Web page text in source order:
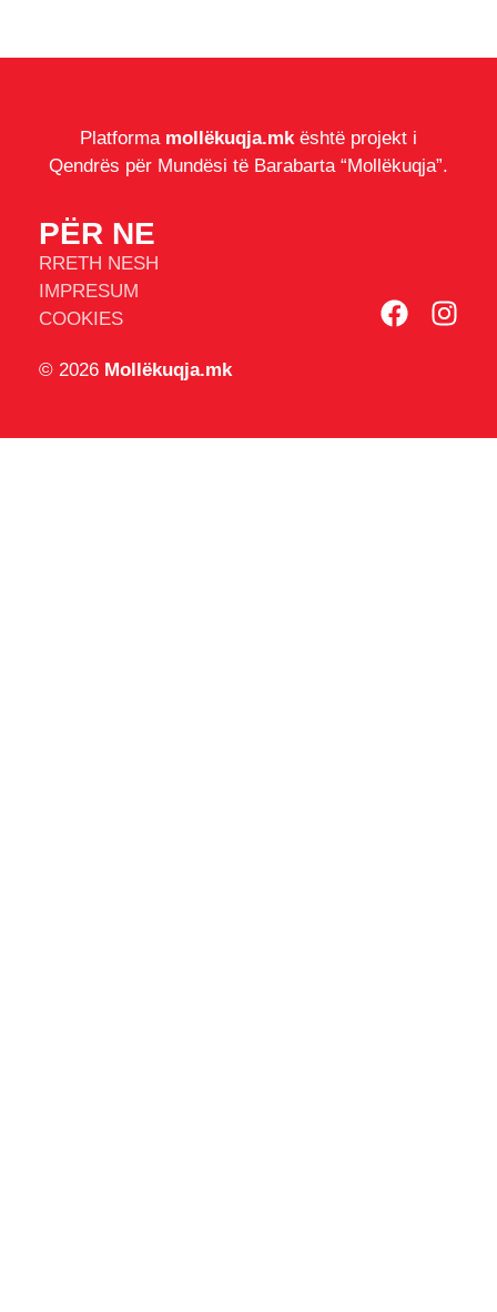
Platforma mollëkuqja.mkështë projekt i
Qendrës për Mundësi të Barabarta “Mollëkuqja”.
PËR NE
RRETH NESH
IMPRESUM
COOKIES
© 2026 Mollëkuqja.mk